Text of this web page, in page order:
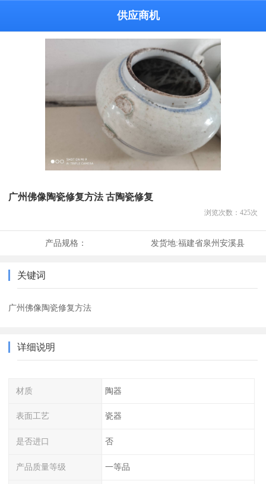
供应商机
广州佛像陶瓷修复方法 古陶瓷修复
浏览次数： 425次
产品规格： 发货地:福建省泉州安溪县
关键词
广州佛像陶瓷修复方法
详细说明
材质 陶器
表面工艺 瓷器
是否进口 否
产品质量等级 一等品